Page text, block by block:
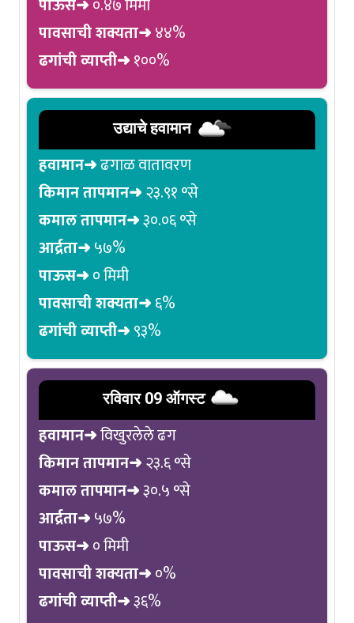
पाऊस➜०.४७ मिमी
पावसाची शक्यता➜४४%
ढगांची व्याप्ती➜१००%
उद्याचे हवामान
हवामान➜ढगाळ वातावरण
किमान तापमान➜२३.९१ °से
कमाल तापमान➜३०.०६ °से
आर्द्रता➜५७%
पाऊस➜० मिमी
पावसाची शक्यता➜६%
ढगांची व्याप्ती➜९३%
रविवार 09 ऑगस्ट
हवामान➜विखुरलेले ढग
किमान तापमान➜२३.६ °से
कमाल तापमान➜३०.५ °से
आर्द्रता➜५७%
पाऊस➜० मिमी
पावसाची शक्यता➜०%
ढगांची व्याप्ती➜३६%